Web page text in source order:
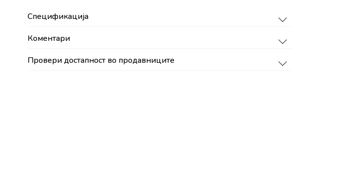
Спецификација
Коментари
Провери достапност во продавниците